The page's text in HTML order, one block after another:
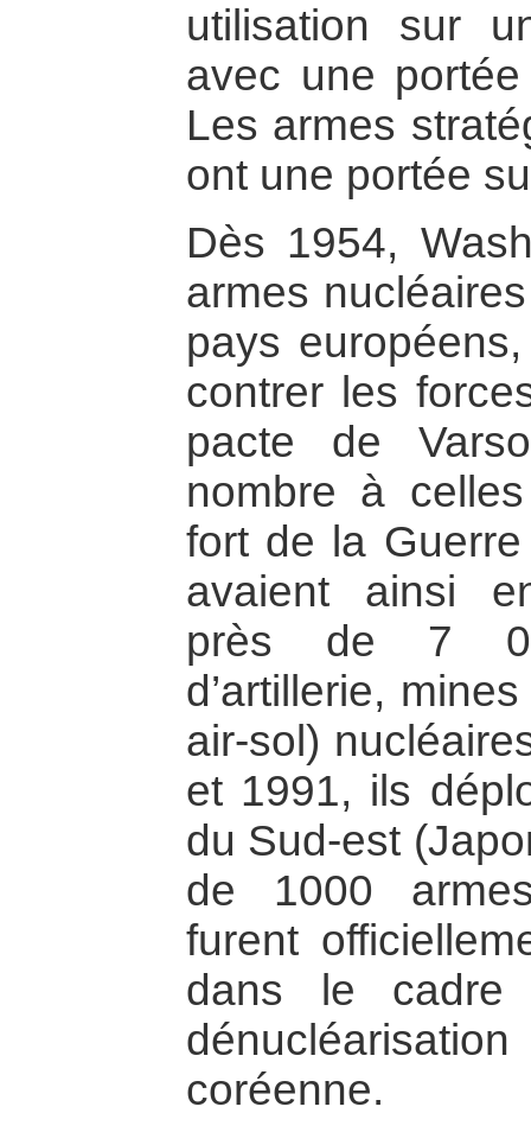
utilisation sur
avec une
Les armes
ont une portée
Dès 1954,
armes
pays
contrer les
pacte de
nombre à
fort de la
avaient ainsi
près de 7
d’artillerie,
air-sol)
et 1991, ils
du Sud-est
de 1000
furent
dans le cadre
coréenne.